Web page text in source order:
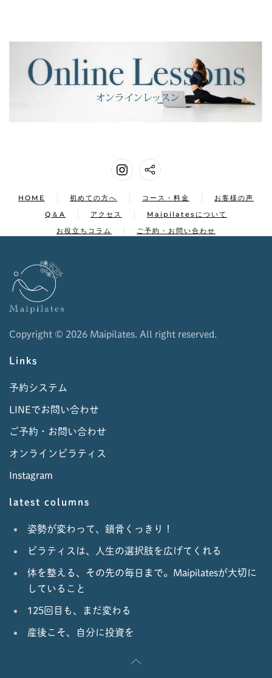
HOME 初めての方へ コース・料金
お客様の声
Q＆A
アクセス
Maipilatesについて
お役立ちコラム
ご予約・お問い合わせ
Copyright © 2026 Maipilates. All right reserved.
Links
予約システム
LINEでお問い合わせ
ご予約・お問い合わせ
オンラインピラティス
Instagram
latest columns
姿勢が変わって、鎖骨くっきり！
ピラティスは、人生の選択肢を広げてくれる
体を整える、その先の毎日まで。Maipilatesが大切に
していること
125回目も、まだ変わる
産後こそ、自分に投資を